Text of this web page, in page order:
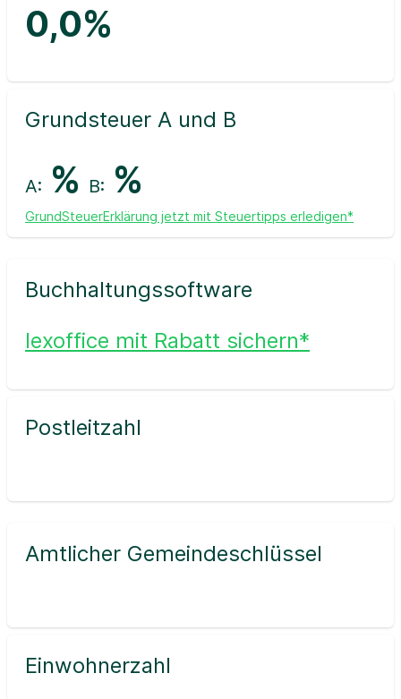
0,0%
Grundsteuer A und B
A: % B: %
GrundSteuerErklärung jetzt mit Steuertipps erledigen*
Buchhaltungssoftware
lexoffice mit Rabatt sichern*
Postleitzahl
Amtlicher Gemeindeschlüssel
Einwohnerzahl